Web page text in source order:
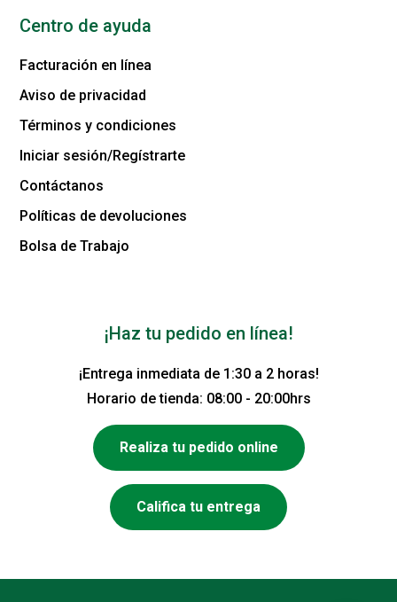
Centro de ayuda
Facturación en línea
Aviso de privacidad
Términos y condiciones
Iniciar sesión/Regístrarte
Contáctanos
Políticas de devoluciones
Bolsa de Trabajo
¡Haz tu pedido en línea!
¡Entrega inmediata de 1:30 a 2 horas!
Horario de tienda: 08:00 - 20:00hrs
Realiza tu pedido online
Califica tu entrega